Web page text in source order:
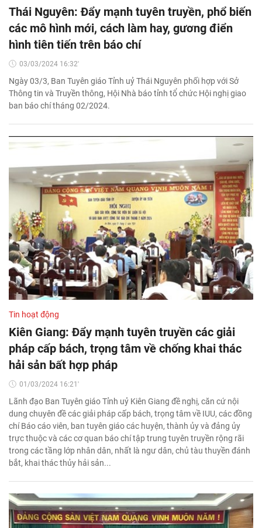
Thái Nguyên: Đẩy mạnh tuyên truyền, phổ biến
các mô hình mới, cách làm hay, gương điển
hình tiên tiến trên báo chí
03/03/2024 16:32'
Ngày 03/3, Ban Tuyên giáo Tỉnh uỷ Thái Nguyên phối hợp với Sở
Thông tin và Truyền thông, Hội Nhà báo tỉnh tổ chức Hội nghị giao
ban báo chí tháng 02/2024.
Tin hoạt động
Kiên Giang: Đẩy mạnh tuyên truyền các giải
pháp cấp bách, trọng tâm về chống khai thác
hải sản bất hợp pháp
01/03/2024 16:21'
Lãnh đạo Ban Tuyên giáo Tỉnh uỷ Kiên Giang đề nghị, căn cứ nội
dung chuyên đề các giải pháp cấp bách, trọng tâm về IUU, các đồng
chí Báo cáo viên, ban tuyên giáo các huyện, thành ủy và đảng ủy
trực thuộc và các cơ quan báo chí tập trung tuyên truyền rộng rãi
trong các tầng lớp nhân dân, nhất là ngư dân, chủ tàu thuyền đánh
bắt, khai thác thủy hải sản...